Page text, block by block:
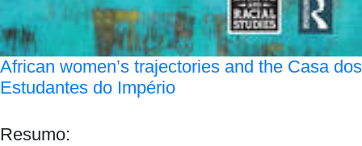
African women’s trajectories and the Casa dos
Estudantes do Império
Resumo: